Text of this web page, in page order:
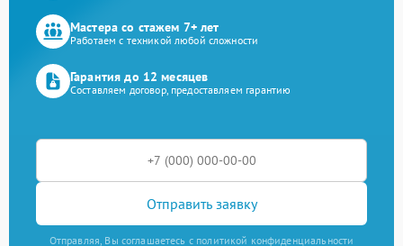
Мастера со стажем 7+ лет
Работаем с техникой любой сложности
Гарантия до 12 месяцев
Составляем договор, предоставляем гарантию
Отправить заявку
Отправляя, Вы соглашаетесь с политикой конфиденциальности